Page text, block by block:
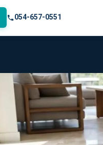
054-657-0551